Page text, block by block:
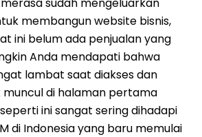
membangun website bisnis,
ini belum ada penjualan yang
Anda mendapati bahwa
lambat saat diakses dan
muncul di halaman pertama
ini sangat sering dihadapi
di Indonesia yang baru memulai